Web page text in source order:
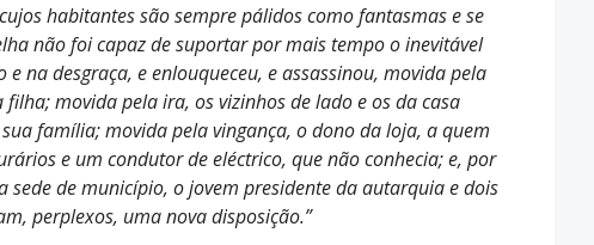
habitantes são sempre pálidos como fantasmas e se
não foi capaz de suportar por mais tempo o inevitável
na desgraça, e enlouqueceu, e assassinou, movida pela
movida pela ira, os vizinhos de lado e os da casa
família; movida pela vingança, o dono da loja, a quem
e um condutor de eléctrico, que não conhecia; e, por
de município, o jovem presidente da autarquia e dois
perplexos, uma nova disposição.”